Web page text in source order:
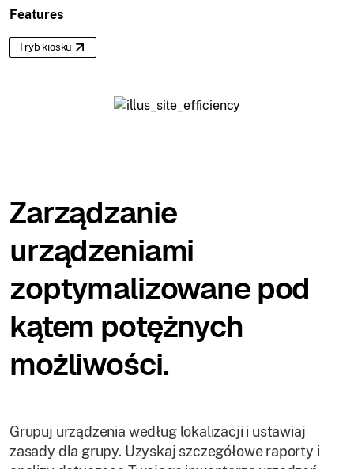
Features
Tryb kiosku
Zarządzanie
urządzeniami
zoptymalizowane pod
kątem potężnych
możliwości.
Grupuj urządzenia według lokalizacji i ustawiaj
zasady dla grupy. Uzyskaj szczegółowe raporty i